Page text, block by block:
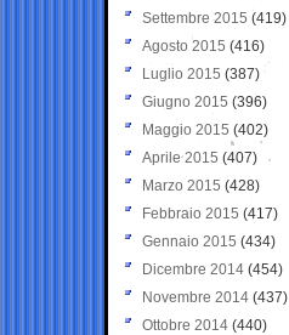
Settembre 2015 (419)
Agosto 2015 (416)
Luglio 2015 (387)
Giugno 2015 (396)
Maggio 2015 (402)
Aprile 2015 (407)
Marzo 2015 (428)
Febbraio 2015 (417)
Gennaio 2015 (434)
Dicembre 2014 (454)
Novembre 2014 (437)
Ottobre 2014 (440)